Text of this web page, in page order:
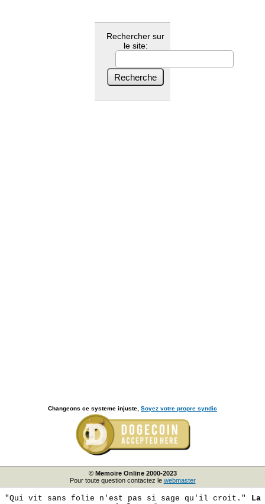
Rechercher sur
le site:
Changeons ce systeme injuste, Soyez votre propre syndic
© Memoire Online 2000-2023
Pour toute question contactez le webmaster
"Qui vit sans folie n'est pas si sage qu'il croit."
La